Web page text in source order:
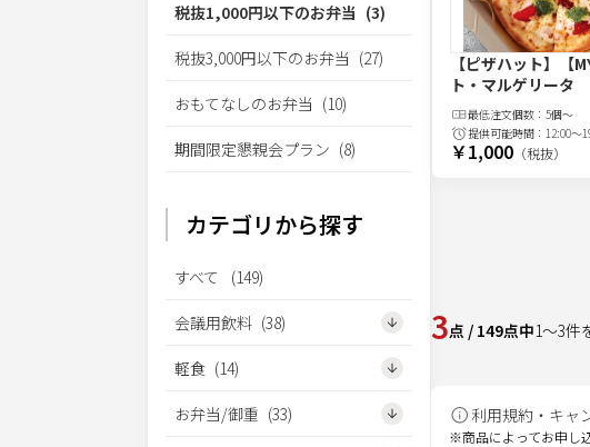
税抜1,000円以下のお弁当 (3)
税抜3,000円以下のお弁当 (27)
おもてなしのお弁当 (10)
期間限定懇親会プラン (8)
カテゴリから探す
すべて (149)
会議用飲料 (38)
軽食 (14)
お弁当/御重 (33)
【ピザハット】【
ト・マルゲリータ
最低注文個数： 5個～
提供可能時間： 12:00～
￥1,000 （税抜）
3点 / 149点中1～3件
利用規約・キャ
※商品によってお申し